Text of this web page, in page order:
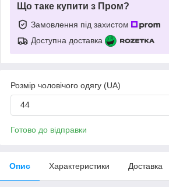
Що таке купити з Пром?
Замовлення під захистом
Доступна доставка
Розмір чоловічого одягу (UA)
44
Готово до відправки
Опис Характеристики Доставка